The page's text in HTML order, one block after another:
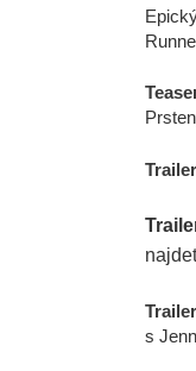
Trailer
Trailer
s